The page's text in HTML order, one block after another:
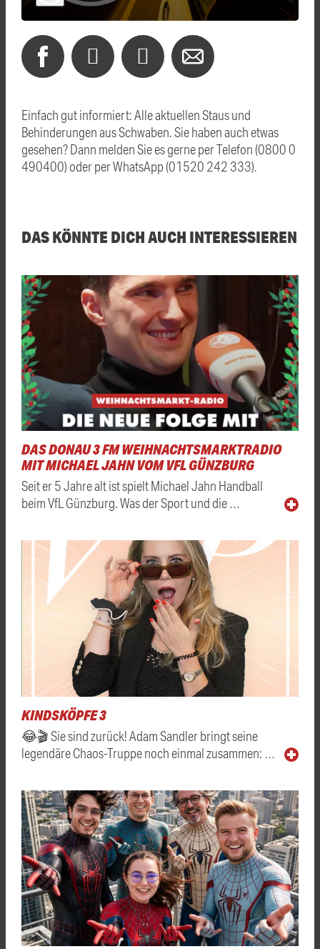
Einfach gut informiert: Alle aktuellen Staus und
Behinderungen aus Schwaben. Sie haben auch etwas
gesehen? Dann melden Sie es gerne per Telefon (0800 0
490400) oder per WhatsApp (01520 242 333).
DAS KÖNNTE DICH AUCH INTERESSIEREN
DAS DONAU 3 FM WEIHNACHTSMARKTRADIO
MIT MICHAEL JAHN VOM VFL GÜNZBURG
Seit er 5 Jahre alt ist spielt Michael Jahn Handball
beim VfL Günzburg. Was der Sport und die …
KINDSKÖPFE 3
😂🎬 Sie sind zurück! Adam Sandler bringt seine
legendäre Chaos-Truppe noch einmal zusammen: …